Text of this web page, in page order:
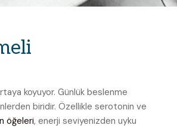
koyuyor. Günlük beslenme
biridir. Özellikle serotonin ve
öğeleri, enerji seviyenizden uyku